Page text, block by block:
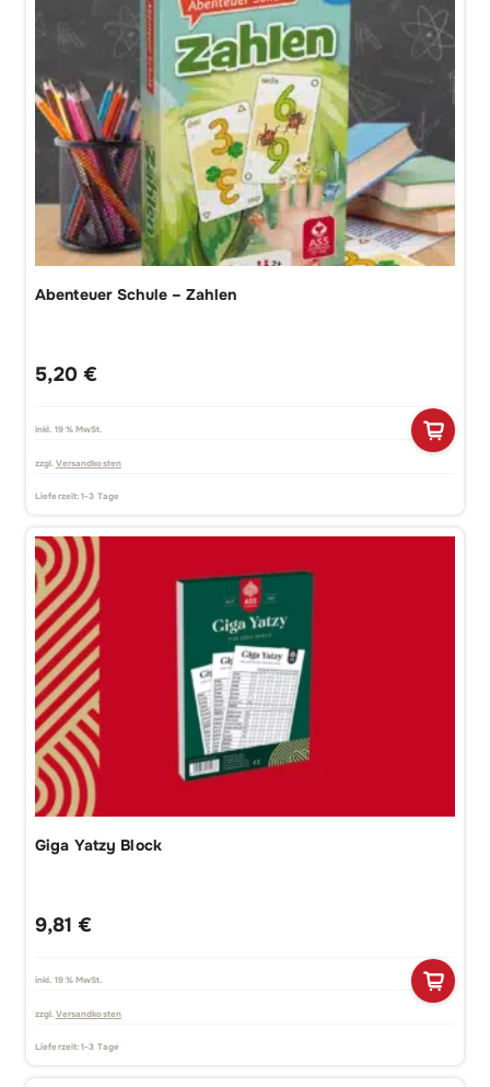
Abenteuer Schule – Zahlen
5,20 €
inkl. 19 % MwSt.
zzgl. Versandkosten
Lieferzeit:1-3 Tage
Giga Yatzy Block
9,81 €
inkl. 19 % MwSt.
zzgl. Versandkosten
Lieferzeit:1-3 Tage